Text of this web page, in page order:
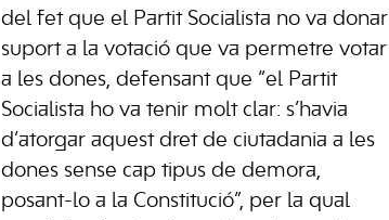
del fet que el Partit Socialista no va donar
suport a la votació que va permetre votar
a les dones, defensant que “el Partit
Socialista ho va tenir molt clar: s’havia
d’atorgar aquest dret de ciutadania a les
dones sense cap tipus de demora,
posant-lo a la Constitució”, per la qual